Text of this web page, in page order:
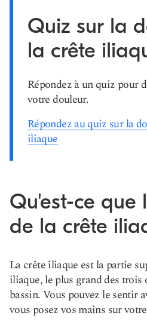
Quiz sur la
la crête
Répondez à un quiz pour
votre douleur.
Répondez au quiz sur la
iliaque
Qu'est-ce que
de la crête
La crête iliaque est la partie
iliaque, le plus grand des
bassin. Vous pouvez le sentir
vous posez vos mains sur